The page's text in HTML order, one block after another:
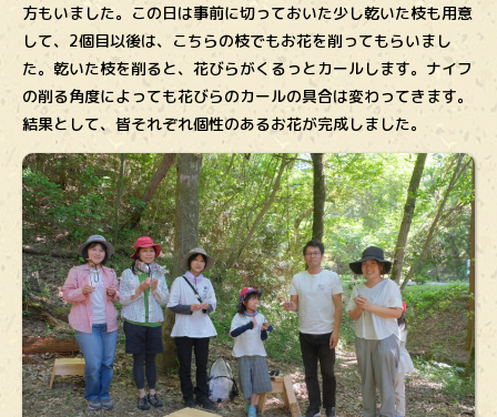
方もいました。この日は事前に切っておいた少し乾いた枝も用意
して、2個目以後は、こちらの枝でもお花を削ってもらいまし
た。乾いた枝を削ると、花びらがくるっとカールします。ナイフ
の削る角度によっても花びらのカールの具合は変わってきます。
結果として、皆それぞれ個性のあるお花が完成しました。